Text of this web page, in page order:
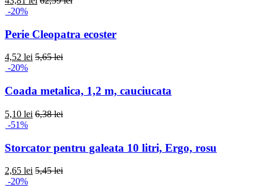
-20%
Perie Cleopatra ecoster
4,52 lei 5,65 lei
-20%
Coada metalica, 1,2 m, cauciucata
5,10 lei 6,38 lei
-51%
Storcator pentru galeata 10 litri, Ergo, rosu
2,65 lei 5,45 lei
-20%